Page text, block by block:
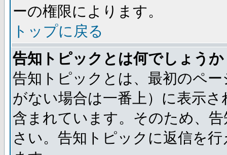
ーの権限によります。
トップに戻る
告知トピックとは何でしょうか
告知トピックとは、最初のペ
がない場合は一番上）に表示
含まれています。そのため、
さい。告知トピックに返信を